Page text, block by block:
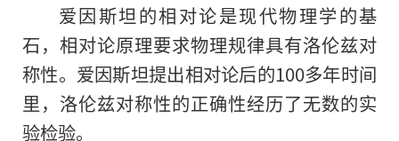
爱因斯坦的相对论是现代物理学的基
石，相对论原理要求物理规律具有洛伦兹对
称性。爱因斯坦提出相对论后的100多年时间
里，洛伦兹对称性的正确性经历了无数的实
验检验。